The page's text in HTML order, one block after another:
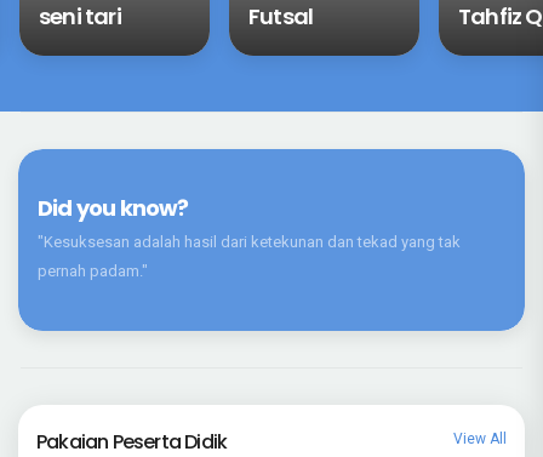
Tahfiz Quran Basket
Did you know?
"Kesuksesan adalah hasil dari ketekunan dan tekad yang tak
pernah padam."
Pakaian Peserta Didik View All